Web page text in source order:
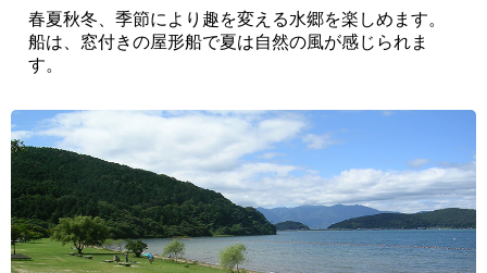
春夏秋冬、季節により趣を変える水郷を楽しめます。
船は、窓付きの屋形船で夏は自然の風が感じられま
す。